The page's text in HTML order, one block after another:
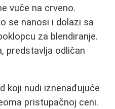
vuče na crveno.
se nanosi i dolazi sa
za blendiranje.
predstavlja odličan
koji nudi iznenađujuće
pristupačnoj ceni.